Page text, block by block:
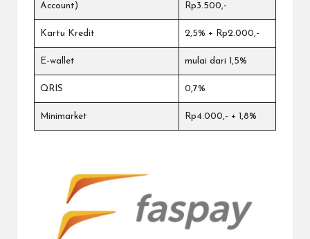
Account)
Rp3.500,-
Kartu Kredit 2,5% + Rp2.000,-
E-wallet mulai dari 1,5%
QRIS 0,7%
Minimarket Rp4.000,- + 1,8%